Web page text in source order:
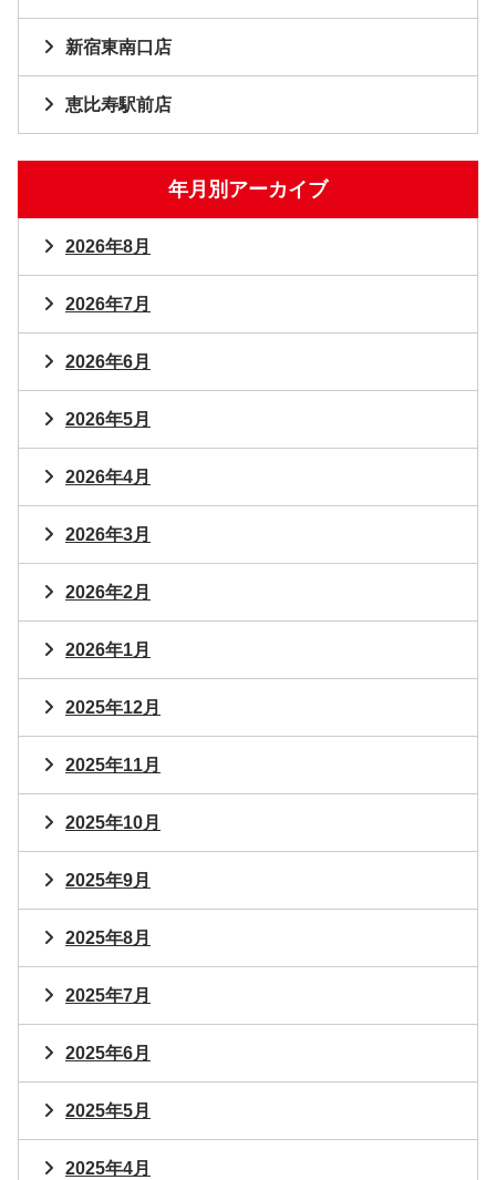
新宿東南口店
恵比寿駅前店
年月別アーカイブ
2026年8月
2026年7月
2026年6月
2026年5月
2026年4月
2026年3月
2026年2月
2026年1月
2025年12月
2025年11月
2025年10月
2025年9月
2025年8月
2025年7月
2025年6月
2025年5月
2025年4月